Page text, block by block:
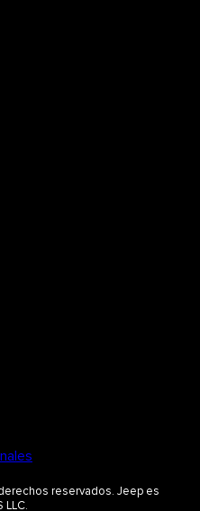
reservados. Jeep es
LLC.